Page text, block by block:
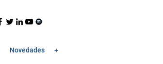
Novedades +